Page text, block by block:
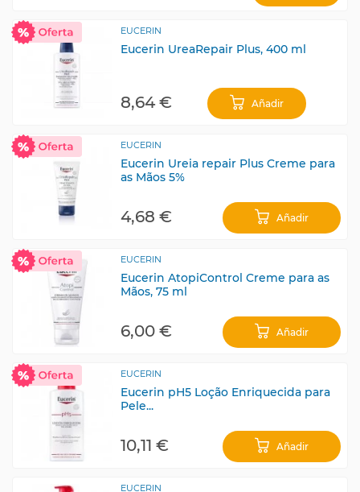
EUCERIN
Eucerin UreaRepair Plus, 400 ml
8,64 € Añadir
EUCERIN
Eucerin Ureia repair Plus Creme para
as Mãos 5%
4,68 € Añadir
EUCERIN
Eucerin AtopiControl Creme para as
Mãos, 75 ml
6,00 € Añadir
EUCERIN
Eucerin pH5 Loção Enriquecida para
Pele...
10,11 € Añadir
EUCERIN